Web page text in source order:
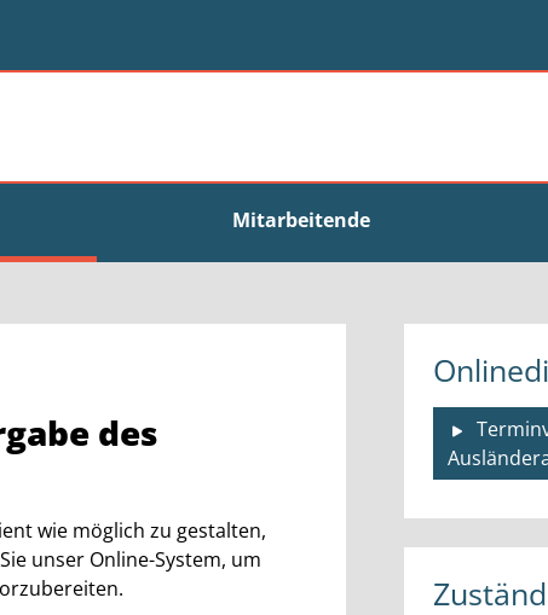
Mitarbeitende
des
wie möglich zu gestalten,
unser Online-System, um